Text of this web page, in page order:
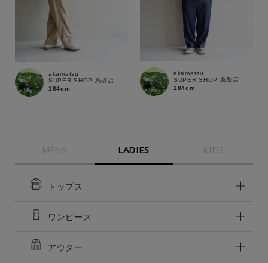
akamatsu
SUPER SHOP 鳥取店
184cm
akamatsu
SUPER SHOP 鳥取店
184cm
MENS LADIES KIDS
トップス
ワンピース
アウター